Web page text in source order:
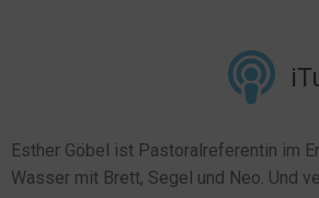
Esther Göbel ist Pastoralreferentin im
Wasser mit Brett, Segel und Neo. Und